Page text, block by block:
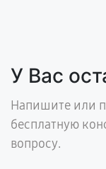
У Вас
Напишите или
бесплатную
вопросу.